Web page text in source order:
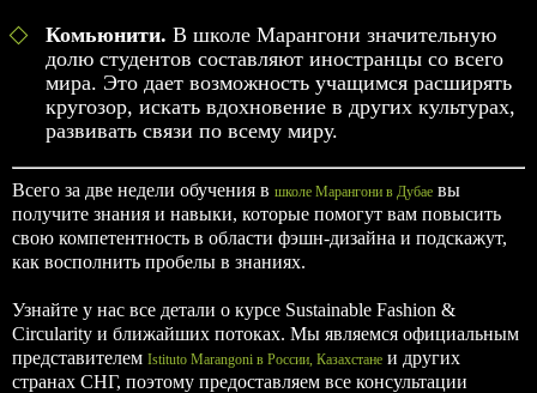
Комьюнити. В школе Марангони значительную
долю студентов составляют иностранцы со всего
мира. Это дает возможность учащимся расширять
кругозор, искать вдохновение в других культурах,
развивать связи по всему миру.
Всего за две недели обучения в школе Марангони в Дубае вы
получите знания и навыки, которые помогут вам повысить
свою компетентность в области фэшн-дизайна и подскажут,
как восполнить пробелы в знаниях.
Узнайте у нас все детали о курсе Sustainable Fashion &
Circularity и ближайших потоках. Мы являемся официальным
представителем Istituto Marangoni в России, Казахстане и других
странах СНГ, поэтому предоставляем все консультации